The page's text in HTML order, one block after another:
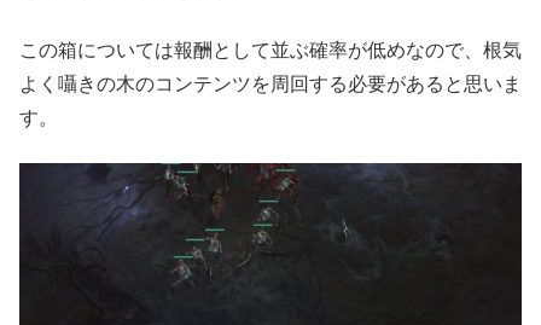
この箱については報酬として並ぶ確率が低めなので、根気
よく囁きの木のコンテンツを周回する必要があると思いま
す。